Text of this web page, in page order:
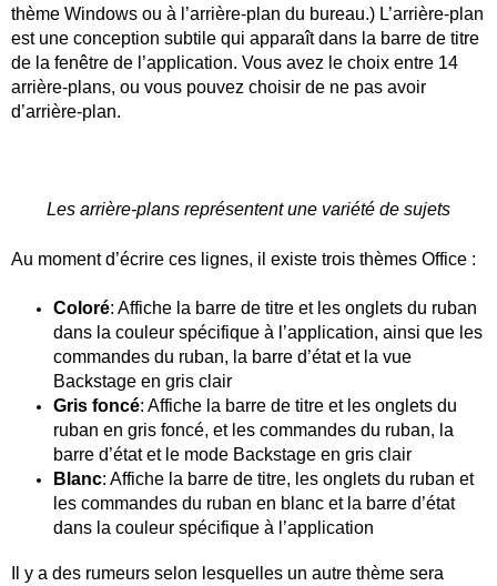
thème Windows ou à l’arrière-plan du bureau.) L’arrière-plan
est une conception subtile qui apparaît dans la barre de titre
de la fenêtre de l’application. Vous avez le choix entre 14
arrière-plans, ou vous pouvez choisir de ne pas avoir
d’arrière-plan.
Les arrière-plans représentent une variété de sujets
Au moment d’écrire ces lignes, il existe trois thèmes Office :
Coloré: Affiche la barre de titre et les onglets du ruban
dans la couleur spécifique à l’application, ainsi que les
commandes du ruban, la barre d’état et la vue
Backstage en gris clair
Gris foncé: Affiche la barre de titre et les onglets du
ruban en gris foncé, et les commandes du ruban, la
barre d’état et le mode Backstage en gris clair
Blanc: Affiche la barre de titre, les onglets du ruban et
les commandes du ruban en blanc et la barre d’état
dans la couleur spécifique à l’application
Il y a des rumeurs selon lesquelles un autre thème sera